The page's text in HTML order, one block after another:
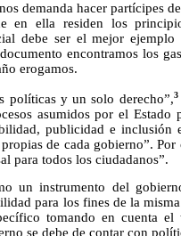
demanda hacer partícipes
en ella residen los
debe ser el mejor
encontramos los
erogamos.
políticas y un solo derecho”,3
asumidos por el Estado
publicidad e inclusión
de cada gobierno”.
para todos los ciudadanos”.
un instrumento del
para los fines de la
tomando en cuenta
se debe de contar con